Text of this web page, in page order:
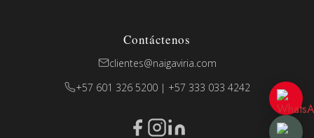
Contáctenos
clientes@naigaviria.com
+57 601 326 5200 | +57 333 033 4242